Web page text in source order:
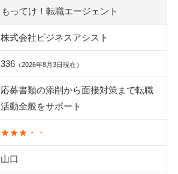
もってけ！転職エージェント
株式会社ビジネスアシスト
336 （2026年8月3日現在）
応募書類の添削から面接対策まで転職
活動全般をサポート
★★★・・
山口